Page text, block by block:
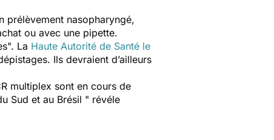
prélèvement nasopharyngé,
ou avec une pipette.
". La Haute Autorité de Santé le
Ils devraient d’ailleurs
multiplex sont en cours de
Sud et au Brésil " révéle